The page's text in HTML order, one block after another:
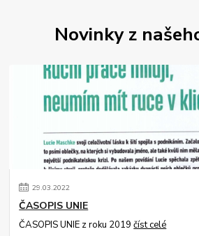
Novinky z
29.03.2022
ČASOPIS UNIE
ČASOPIS UNIE z roku 2019číst celé